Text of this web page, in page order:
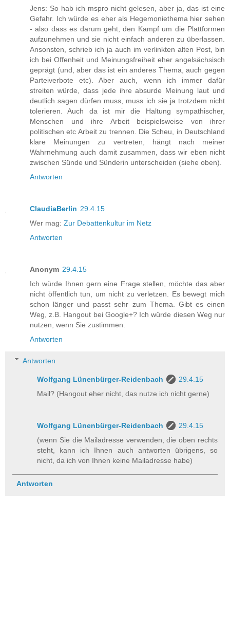
Jens: So hab ich mspro nicht gelesen, aber ja, das ist eine
Gefahr. Ich würde es eher als Hegemoniethema hier sehen
- also dass es darum geht, den Kampf um die Plattformen
aufzunehmen und sie nicht einfach anderen zu überlassen.
Ansonsten, schrieb ich ja auch im verlinkten alten Post, bin
ich bei Offenheit und Meinungsfreiheit eher angelsächsisch
geprägt (und, aber das ist ein anderes Thema, auch gegen
Parteiverbote etc). Aber auch, wenn ich immer dafür
streiten würde, dass jede ihre absurde Meinung laut und
deutlich sagen dürfen muss, muss ich sie ja trotzdem nicht
tolerieren. Auch da ist mir die Haltung sympathischer,
Menschen und ihre Arbeit beispielsweise von ihrer
politischen etc Arbeit zu trennen. Die Scheu, in Deutschland
klare Meinungen zu vertreten, hängt nach meiner
Wahrnehmung auch damit zusammen, dass wir eben nicht
zwischen Sünde und Sünderin unterscheiden (siehe oben).
Antworten
ClaudiaBerlin 29.4.15
Wer mag: Zur Debattenkultur im Netz
Antworten
Anonym 29.4.15
Ich würde Ihnen gern eine Frage stellen, möchte das aber
nicht öffentlich tun, um nicht zu verletzen. Es bewegt mich
schon länger und passt sehr zum Thema. Gibt es einen
Weg, z.B. Hangout bei Google+? Ich würde diesen Weg nur
nutzen, wenn Sie zustimmen.
Antworten
Antworten
Wolfgang Lünenbürger-Reidenbach
29.4.15
Mail? (Hangout eher nicht, das nutze ich nicht gerne)
Wolfgang Lünenbürger-Reidenbach
29.4.15
(wenn Sie die Mailadresse verwenden, die oben rechts
steht, kann ich Ihnen auch antworten übrigens, so
nicht, da ich von Ihnen keine Mailadresse habe)
Antworten